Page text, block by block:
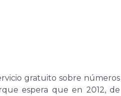
gratuito sobre números
espera que en 2012, de